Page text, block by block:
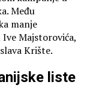
Među
manje
Majstorovića,
Krište.
liste